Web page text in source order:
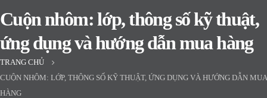
Cuộn nhôm: lớp, thông số kỹ thuật,
ứng dụng và hướng dẫn mua hàng
TRANG CHỦ
CUỘN NHÔM: LỚP, THÔNG SỐ KỸ THUẬT, ỨNG DỤNG VÀ HƯỚNG DẪN MUA
HÀNG